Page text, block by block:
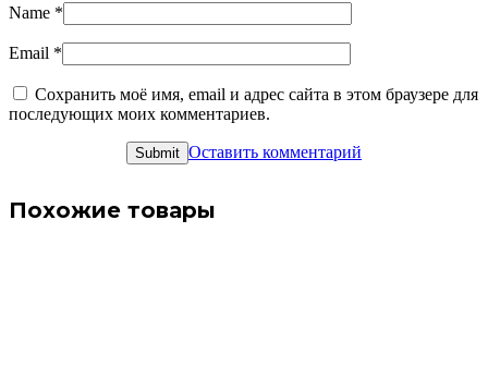
Name *
Email *
Сохранить моё имя, email и адрес сайта в этом браузере для
последующих моих комментариев.
Оставить комментарий
Похожие товары